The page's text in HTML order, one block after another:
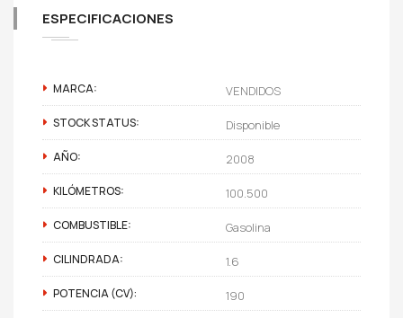
ESPECIFICACIONES
MARCA: VENDIDOS
STOCK STATUS: Disponible
AÑO: 2008
KILÓMETROS: 100.500
COMBUSTIBLE: Gasolina
CILINDRADA: 1.6
POTENCIA (CV): 190